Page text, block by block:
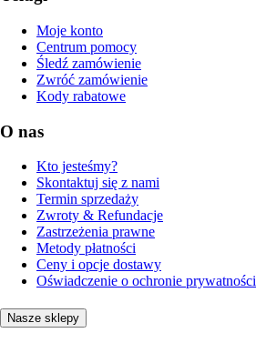
Moje konto
Centrum pomocy
Śledź zamówienie
Zwróć zamówienie
Kody rabatowe
O nas
Kto jesteśmy?
Skontaktuj się z nami
Termin sprzedaży
Zwroty & Refundacje
Zastrzeżenia prawne
Metody płatności
Ceny i opcje dostawy
Oświadczenie o ochronie prywatności
Nasze sklepy